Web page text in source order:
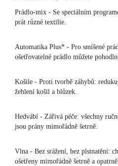
Prádlo-mix - Se speciálním
prát různé textilie.
Automatika Plus* - Pro smíšené
ošetřovatelné prádlo můžete
Košile - Proti tvorbě záhybů:
žehlení košil a blůzek.
Hedvábí - Zářivá péče: všechny
jsou prány mimořádně šetrně.
Vlna - Bez srážení, bez plstnatění:
ošetřeny mimořádně šetrně a